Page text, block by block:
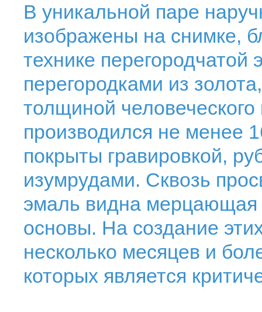
В уникальной паре
изображены на снимке,
технике
перегородками из
толщиной
производился не менее
покрыты гравировкой,
изумрудами. Сквозь
эмаль видна мерцающая
основы. На создание
несколько месяцев и
которых является